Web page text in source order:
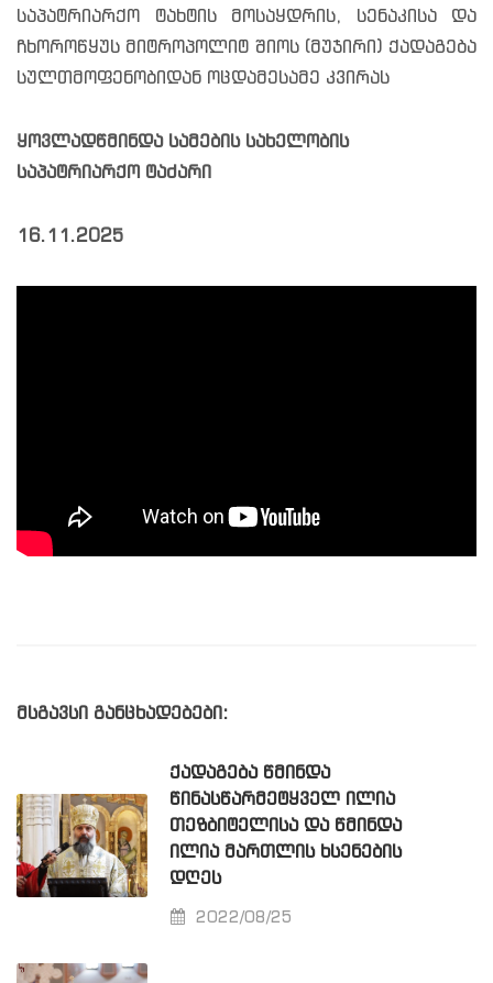
საპატრიარქო ტახტის მოსაყდრის, სენაკისა და
ჩხოროწყუს მიტროპოლიტ შიოს (მუჯირი) ქადაგება
სულთმოფენობიდან ოცდამესამე კვირას
ყოვლადწმინდა სამების სახელობის
საპატრიარქო ტაძარი
16.11.2025
მსგავსი განცხადებები:
ᲥᲐᲓᲐᲒᲔᲑᲐ ᲬᲛᲘᲜᲓᲐ
ᲬᲘᲜᲐᲡᲬᲐᲠᲛᲔᲢᲧᲕᲔᲚ ᲘᲚᲘᲐ
ᲗᲔᲖᲑᲘᲢᲔᲚᲘᲡᲐ ᲓᲐ ᲬᲛᲘᲜᲓᲐ
ᲘᲚᲘᲐ ᲛᲐᲠᲗᲚᲘᲡ ᲮᲡᲔᲜᲔᲑᲘᲡ
ᲓᲦᲔᲡ
2022/08/25